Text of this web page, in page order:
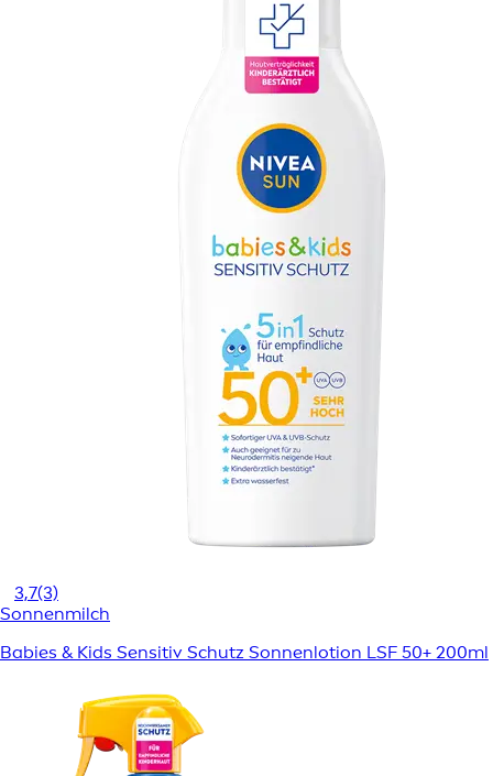
3,7(3)
Sonnenmilch
Babies & Kids Sensitiv Schutz Sonnenlotion LSF 50+ 200ml